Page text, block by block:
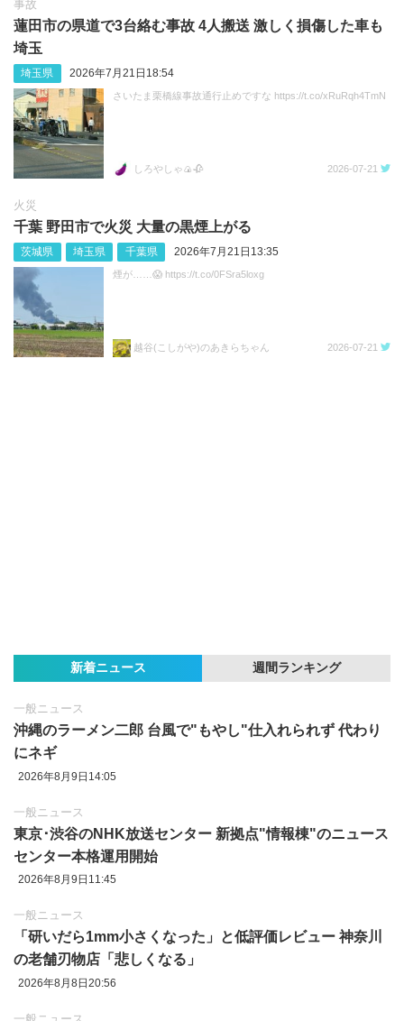
事故
蓮田市の県道で3台絡む事故 4人搬送 激しく損傷した車も
埼玉
埼玉県 2026年7月21日18:54
さいたま栗橋線事故通行止めですな https://t.co/xRuRqh4TmN
しろやしゃ🍙🥀 2026-07-21
火災
千葉 野田市で火災 大量の黒煙上がる
茨城県 埼玉県 千葉県 2026年7月21日13:35
煙が……😱 https://t.co/0FSra5loxg
越谷(こしがや)のあきらちゃん 2026-07-21
新着ニュース 週間ランキング
一般ニュース
沖縄のラーメン二郎 台風で"もやし"仕入れられず 代わり
にネギ
2026年8月9日14:05
一般ニュース
東京‪･‬渋谷のNHK放送センター 新拠点"情報棟"のニュース
センター本格運用開始
2026年8月9日11:45
一般ニュース
「研いだら1mm小さくなった」と低評価レビュー 神奈川
の老舗刃物店「悲しくなる」
2026年8月8日20:56